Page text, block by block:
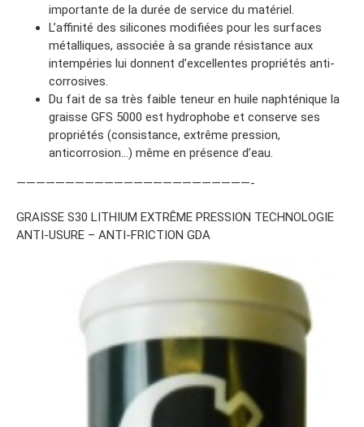
importante de la durée de service du matériel.
L’affinité des silicones modifiées pour les surfaces
métalliques, associée à sa grande résistance aux
intempéries lui donnent d’excellentes propriétés anti-
corrosives.
Du fait de sa très faible teneur en huile naphténique la
graisse GFS 5000 est hydrophobe et conserve ses
propriétés (consistance, extrême pression,
anticorrosion…) même en présence d’eau.
————————————————————————-
GRAISSE S30 LITHIUM EXTRÊME PRESSION TECHNOLOGIE
ANTI-USURE – ANTI-FRICTION GDA